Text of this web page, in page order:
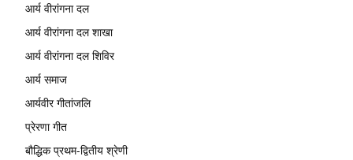
आर्य वीरांगना दल
आर्य वीरांगना दल शाखा
आर्य वीरांगना दल शिविर
आर्य समाज
आर्यवीर गीतांजलि
प्रेरणा गीत
बौद्धिक प्रथम-द्वितीय श्रेणी